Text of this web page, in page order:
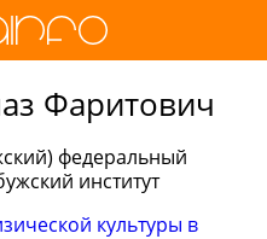
Фаритович
федеральный
институт
культуры в